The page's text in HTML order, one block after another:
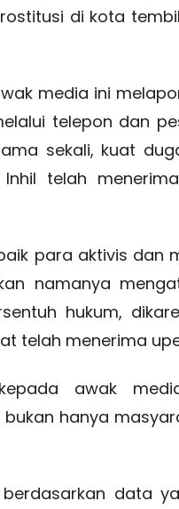
di kota
media ini
telepon dan
sekali, kuat
telah
para aktivis dan
namanya
hukum,
telah menerima
awak
hanya
data